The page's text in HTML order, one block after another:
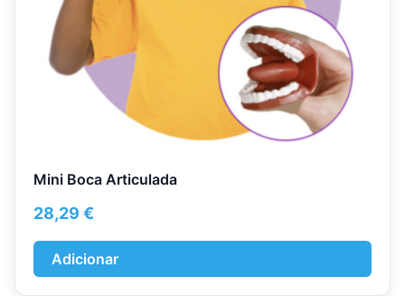
Mini Boca Articulada
28,29 €
Adicionar